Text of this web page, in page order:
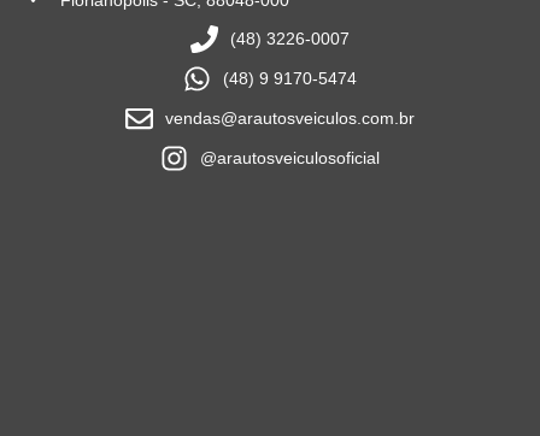
(48) 3226-0007
(48) 9 9170-5474
vendas@arautosveiculos.com.br
@arautosveiculosoficial